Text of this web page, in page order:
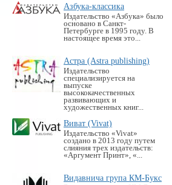
Азбука-классика
Издательство «Азбука» было
основано в Санкт-
Петербурге в 1995 году. В
настоящее время это...
Астра (Astra publishing)
Издательство
специализируется на
выпуске
высококачественных
развивающих и
художественных книг...
Виват (Vivat)
Издательство «Vivat»
создано в 2013 году путем
слияния трех издательств:
«Аргумент Принт», «...
Видавнича група КМ-Букс